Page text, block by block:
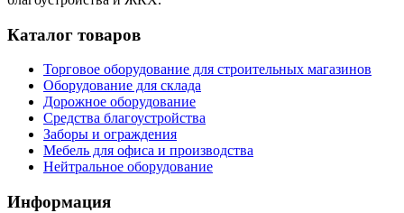
Каталог товаров
Торговое оборудование для строительных магазинов
Оборудование для склада
Дорожное оборудование
Средства благоустройства
Заборы и ограждения
Мебель для офиса и производства
Нейтральное оборудование
Информация